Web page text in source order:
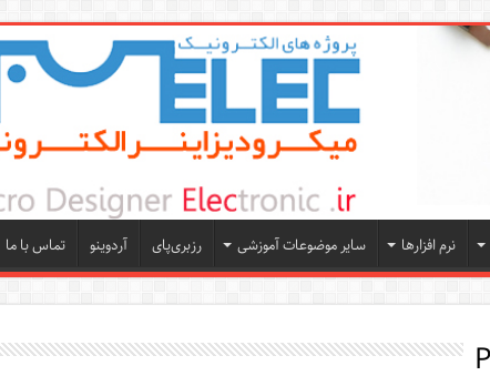
نرم افزارها سایر موضوعات آموزشی رزبری‌پای آردوینو تماس با ما